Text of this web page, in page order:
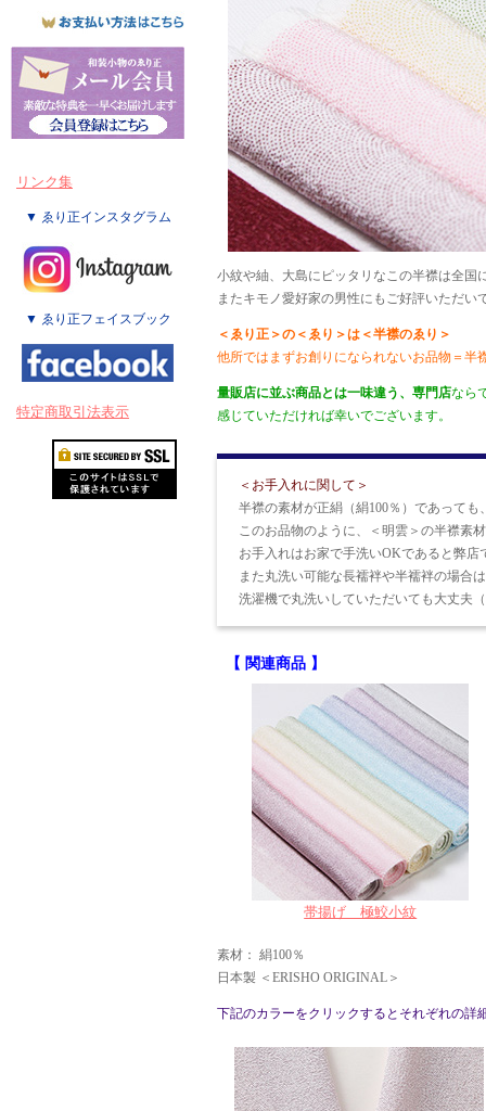
リンク集
▼ ゑり正インスタグラム
▼ ゑり正フェイスブック
特定商取引法表示
小紋や紬、大島にピッタリなこの半襟は全国
またキモノ愛好家の男性にもご好評いただい
＜ゑり正＞の＜ゑり＞は＜半襟のゑり＞
他所ではまずお創りになられないお品物＝半
量販店に並ぶ商品とは一味違う、専門店なら
感じていただければ幸いでございます。
＜お手入れに関して＞
半襟の素材が正絹（絹100％）であっても
このお品物のように、＜明雲＞の半襟素
お手入れはお家で手洗いOKであると弊店
また丸洗い可能な長襦袢や半襦袢の場合
洗濯機で丸洗いしていただいても大丈夫
【 関連商品 】
帯揚げ 極鮫小紋
素材： 絹100％
日本製 ＜ERISHO ORIGINAL＞
下記のカラーをクリックするとそれぞれの詳